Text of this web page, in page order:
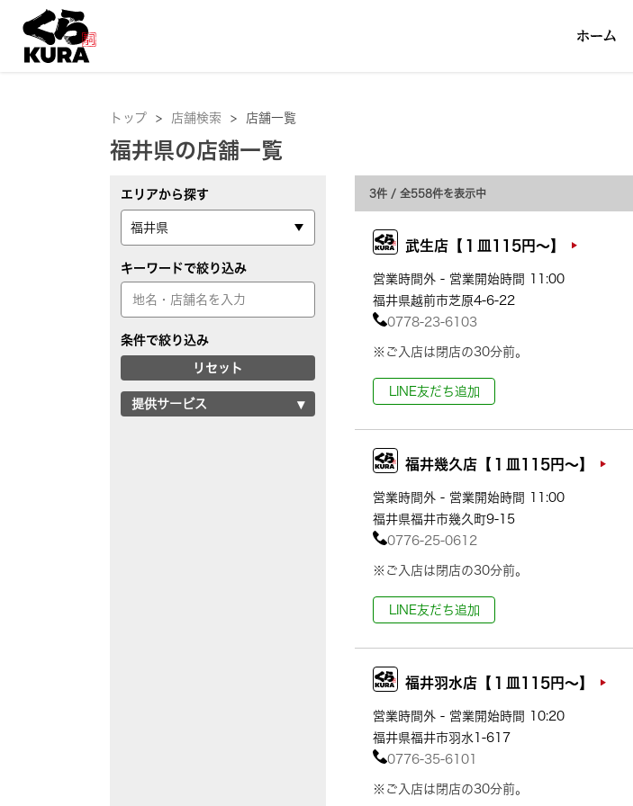
トップ > 店舗検索 > 店舗一覧
福井県の店舗一覧
エリアから探す
キーワードで絞り込み
条件で絞り込み
リセット
提供サービス
3件 / 全558件を表示中
武生店【１皿115円～】
営業時間外 - 営業開始時間 11:00
福井県越前市芝原4-6-22
0778-23-6103
※ご入店は閉店の30分前。
LINE友だち追加
福井幾久店【１皿115円～】
営業時間外 - 営業開始時間 11:00
福井県福井市幾久町9-15
0776-25-0612
※ご入店は閉店の30分前。
LINE友だち追加
福井羽水店【１皿115円～】
営業時間外 - 営業開始時間 10:20
福井県福井市羽水1-617
0776-35-6101
※ご入店は閉店の30分前。